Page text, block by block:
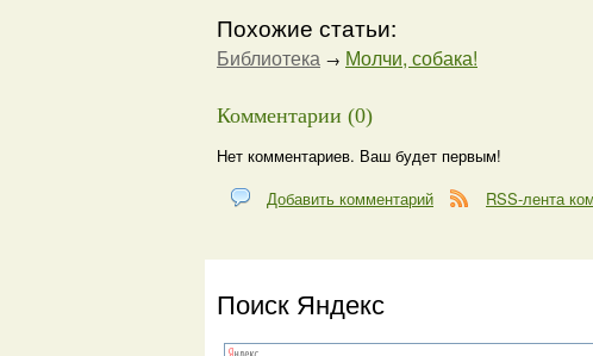
Похожие статьи:
Библиотека → Молчи, собака!
Комментарии (0)
Нет комментариев. Ваш будет первым!
Добавить комментарий
RSS-лента
Поиск Яндекс